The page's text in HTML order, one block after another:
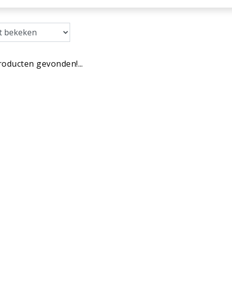
gevonden!...